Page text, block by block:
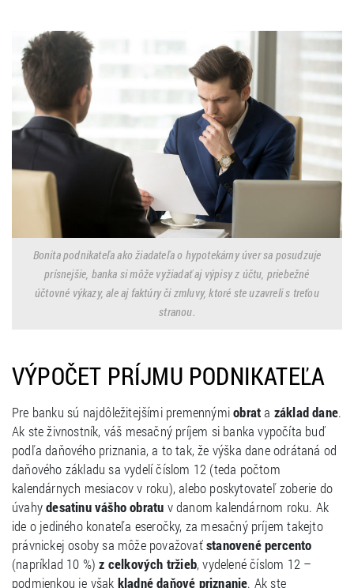
Bonita podnikateľa ako žiadateľa o hypotekárny úver sa posudzuje
prísnejšie, banka si môže vyžiadať aj výpisy z účtu, priebežné
účtovné výkazy, ale aj faktúry či zmluvy, ktoré ste uzavreli s treťou
stranou.
VÝPOČET PRÍJMU PODNIKATEĽA
Pre banku sú najdôležitejšími premennýmiobrata základ dane.
Ak ste živnostník, váš mesačný príjem si banka vypočíta buď
podľa daňového priznania, a to tak, že výška dane odrátaná od
daňového základu sa vydelí číslom 12 (teda počtom
kalendárnych mesiacov v roku), alebo poskytovateľ zoberie do
úvahydesatinu vášho obratu v danom kalendárnom roku. Ak
ide o jediného konateľa eseročky, za mesačný príjem takejto
právnickej osoby sa môže považovaťstanovené percento
(napríklad 10 %)z celkových tržieb, vydelené číslom 12 –
podmienkou je však kladné daňové priznanie. Ak ste